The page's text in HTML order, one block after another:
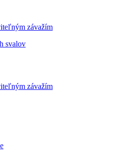
závažím
svalov
závažím